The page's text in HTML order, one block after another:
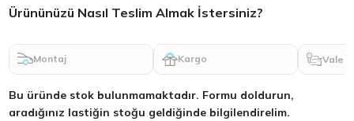
Ürününüzü Nasıl Teslim Almak İstersiniz?
Montaj Kargo Vale
Bu üründe stok bulunmamaktadır. Formu doldurun,
aradığınız lastiğin stoğu geldiğinde bilgilendirelim.